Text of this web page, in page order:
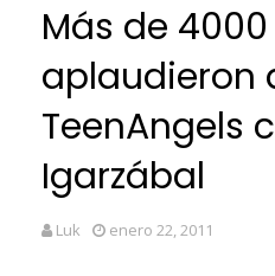
Más de
aplaudieron
TeenAngels
Igarzábal
Luk enero 22, 2011